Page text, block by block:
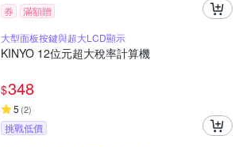
券
滿額贈
大型面板按鍵與超大LCD顯示
KINYO 12位元超大稅率計算機
$348
5 (2)
挑戰低價